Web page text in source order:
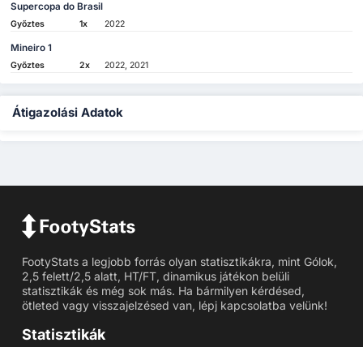
Supercopa do Brasil
Győztes 1x 2022
Mineiro 1
Győztes 2x 2022, 2021
Átigazolási Adatok
FootyStats a legjobb forrás olyan statisztikákra, mint Gólok,
2,5 felett/2,5 alatt, HT/FT, dinamikus játékon belüli
statisztikák és még sok más. Ha bármilyen kérdésed,
ötleted vagy visszajelzésed van, lépj kapcsolatba velünk!
Statisztikák